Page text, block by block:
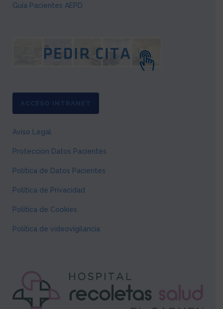
Guía Pacientes AEPD
ACCESO INTRANET
Aviso Legal
Protección Datos Pacientes
Política de Datos Pacientes
Política de Privacidad
Política de Cookies
Política de videovigilancia